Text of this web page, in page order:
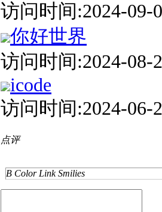
访问时间:2024-09-
你好世界
访问时间:2024-08-
icode
访问时间:2024-06-
点评
B Color Link Smilies